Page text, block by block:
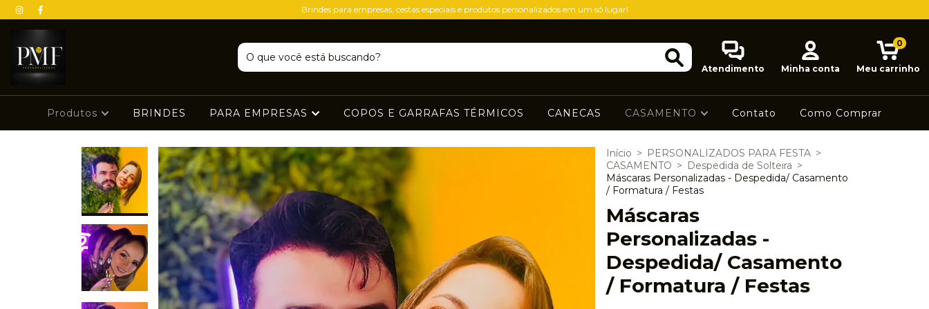
Brindes para empresas, cestas especiais e produtos personalizados em um só lugar!
Atendimento Minha conta Meu carrinho
0
Produtos BRINDES PARA EMPRESAS COPOS E GARRAFAS TÉRMICOS CANECAS CASAMENTO Contato Como Comprar
Início > PERSONALIZADOS PARA FESTA >
CASAMENTO > Despedida de Solteira >
Máscaras Personalizadas - Despedida/ Casamento
/ Formatura / Festas
Máscaras
Personalizadas -
Despedida/ Casamento
/ Formatura / Festas